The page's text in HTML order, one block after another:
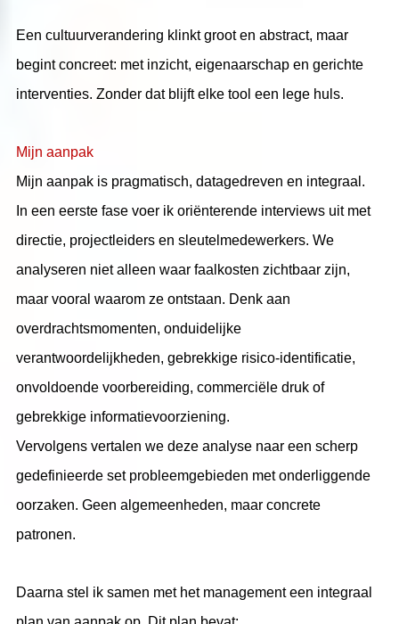
Een cultuurverandering klinkt groot en abstract, maar
begint concreet: met inzicht, eigenaarschap en gerichte
interventies. Zonder dat blijft elke tool een lege huls.
Mijn aanpak
Mijn aanpak is pragmatisch, datagedreven en integraal.
In een eerste fase voer ik oriënterende interviews uit met
directie, projectleiders en sleutelmedewerkers. We
analyseren niet alleen waar faalkosten zichtbaar zijn,
maar vooral waarom ze ontstaan. Denk aan
overdrachtsmomenten, onduidelijke
verantwoordelijkheden, gebrekkige risico-identificatie,
onvoldoende voorbereiding, commerciële druk of
gebrekkige informatievoorziening.
Vervolgens vertalen we deze analyse naar een scherp
gedefinieerde set probleemgebieden met onderliggende
oorzaken. Geen algemeenheden, maar concrete
patronen.
Daarna stel ik samen met het management een integraal